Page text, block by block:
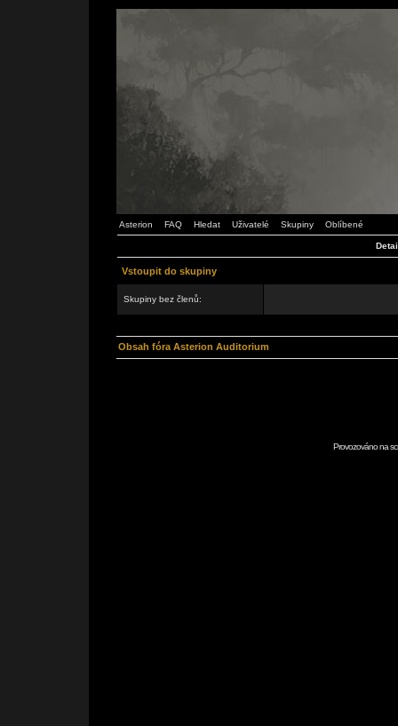
Asterion FAQ Hledat Uživatelé Skupiny Oblíbené
Vstoupit do skupiny
Skupiny bez členů:
Obsah fóra Asterion Auditorium
Provozováno na